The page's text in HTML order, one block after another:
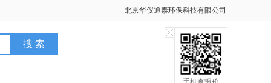
北京华仪通泰环保科技有限公司